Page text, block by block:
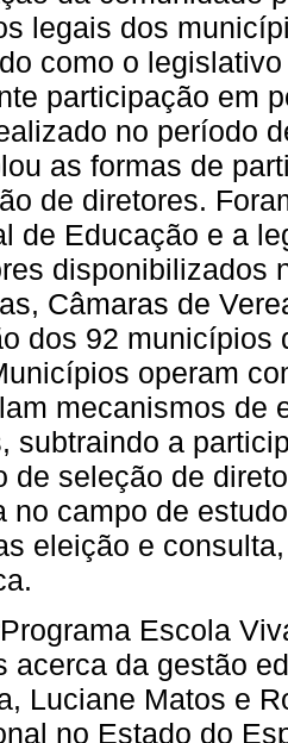
legais dos
como o
participação em
no período
as formas de
de diretores.
de Educação e a
disponibilizados
Câmaras de
dos 92 municípios
operam
mecanismos de
subtraindo a
de seleção de
no campo de
eleição e
Escola
acerca da gestão
Luciane Matos e
no Estado do